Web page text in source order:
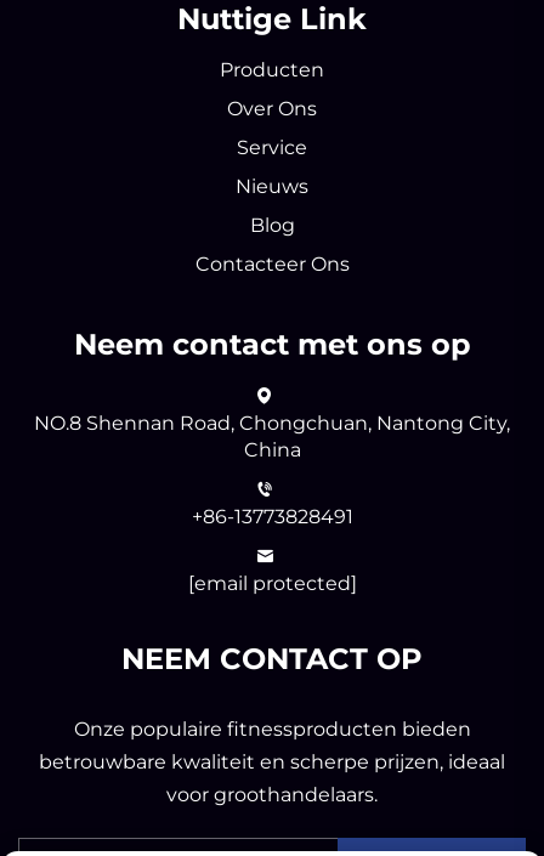
Nuttige Link
Producten
Over Ons
Service
Nieuws
Blog
Contacteer Ons
Neem contact met ons op
NO.8 Shennan Road, Chongchuan, Nantong City,
China
+86-13773828491
[email protected]
NEEM CONTACT OP
Onze populaire fitnessproducten bieden
betrouwbare kwaliteit en scherpe prijzen, ideaal
voor groothandelaars.